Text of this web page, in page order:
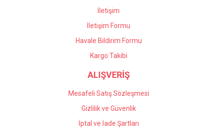
İletişim
İletişim Formu
Havale Bildirim Formu
Kargo Takibi
ALIŞVERİŞ
Mesafeli Satış Sözleşmesi
Gizlilik ve Güvenlik
İptal ve İade Şartları